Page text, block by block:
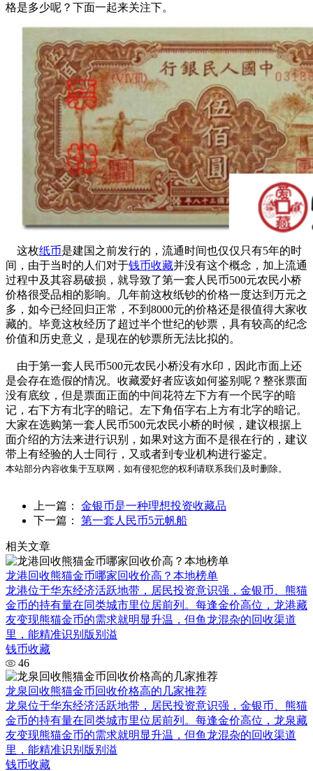
格是多少呢？下面一起来关注下。
这枚纸币是建国之前发行的，流通时间也仅仅只有5年的时
间，由于当时的人们对于钱币收藏并没有这个概念，加上流通
过程中及其容易破损，就导致了第一套人民币500元农民小桥
价格很受品相的影响。几年前这枚纸钞的价格一度达到万元之
多，如今已经回归正常，不到8000元的价格还是很值得大家收
藏的。毕竟这枚经历了超过半个世纪的钞票，具有较高的纪念
价值和历史意义，是现在的钞票所无法比拟的。
由于第一套人民币500元农民小桥没有水印，因此市面上还
是会存在造假的情况。收藏爱好者应该如何鉴别呢？整张票面
没有底纹，但是票面正面的中间花符左下方有一个民字的暗
记，右下方有北字的暗记。左下角佰字右上方有北字的暗记。
大家在选购第一套人民币500元农民小桥的时候，建议根据上
面介绍的方法来进行识别，如果对这方面不是很在行的，建议
带上有经验的人士同行，又或者到专业机构进行鉴定。
本站部分内容收集于互联网，如有侵犯您的权利请联系我们及时删除。
上一篇： 金银币是一种理想投资收藏品
下一篇： 第一套人民币5元帆船
相关文章
龙港回收熊猫金币哪家回收价高？本地榜单
龙港位于华东经济活跃地带，居民投资意识强，金银币、熊猫
金币的持有量在同类城市里位居前列。每逢金价高位，龙港藏
友变现熊猫金币的需求就明显升温，但鱼龙混杂的回收渠道
里，能精准识别版别溢
钱币收藏
46
龙泉回收熊猫金币回收价格高的几家推荐
龙泉位于华东经济活跃地带，居民投资意识强，金银币、熊猫
金币的持有量在同类城市里位居前列。每逢金价高位，龙泉藏
友变现熊猫金币的需求就明显升温，但鱼龙混杂的回收渠道
里，能精准识别版别溢
钱币收藏